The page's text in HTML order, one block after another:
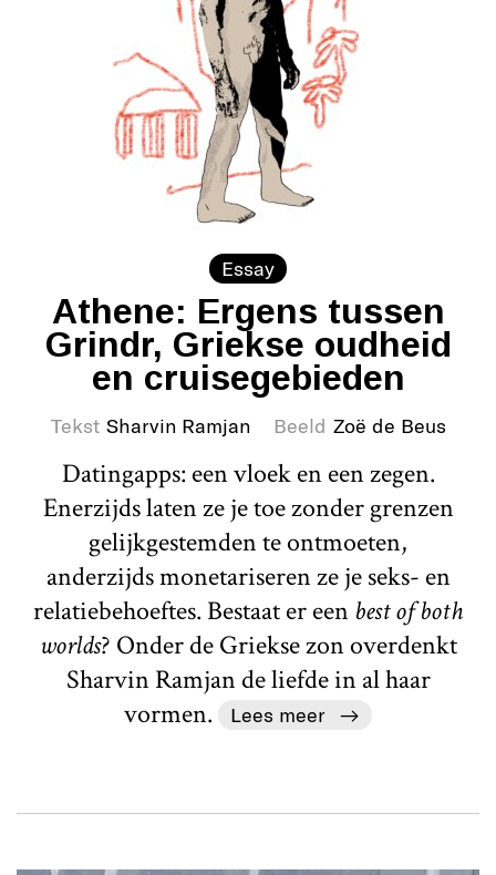
Essay
Athene: Ergens tussen
Grindr, Griekse oudheid
en cruisegebieden
Tekst Sharvin Ramjan Beeld Zoë de Beus
Datingapps: een vloek en een zegen.
Enerzijds laten ze je toe zonder grenzen
gelijkgestemden te ontmoeten,
anderzijds monetariseren ze je seks- en
relatiebehoeftes. Bestaat er een best of both
worlds? Onder de Griekse zon overdenkt
Sharvin Ramjan de liefde in al haar
vormen.
Lees meer